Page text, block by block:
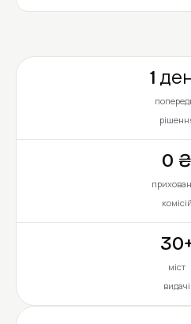
1
0 ₴
комісій
міст
видачі